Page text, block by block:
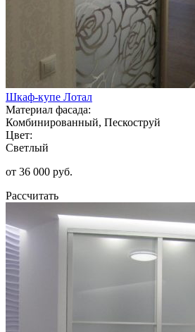
Шкаф-купе Лотал
Материал фасада:
Комбинированный, Пескоструй
Цвет:
Светлый
от 36 000 руб.
Рассчитать